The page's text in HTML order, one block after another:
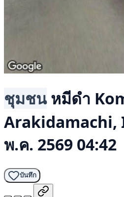
ชุมชน หมีดำ
Arakidamachi,
พ.ค. 2569 04:42
บันทึก